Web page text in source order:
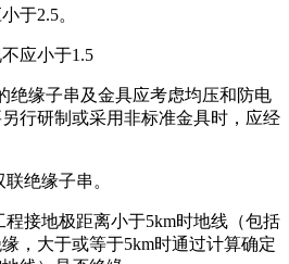
于2.5。
应小于1.5
绝缘子串及金具应考虑均压和防电
行研制或采用非标准金具时，应经
绝缘子串。
程接地极距离小于5km时地线（包括
，大于或等于5km时通过计算确定